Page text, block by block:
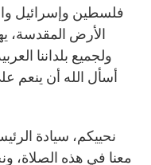
فلسطين وإسرائيل
الأرض المقدسة،
ولجميع بلداننا
أسأل الله أن ينعم
نحييكم، سيادة
معنا في هذه الصلاة،